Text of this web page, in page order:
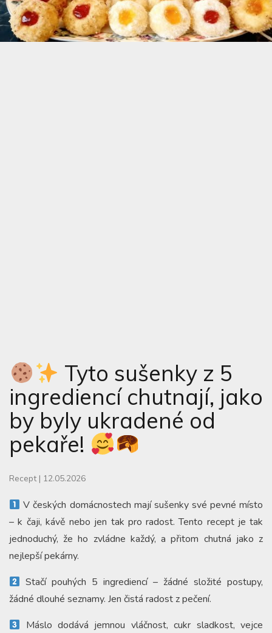
Tyto sušenky z 5
ingrediencí chutnají, jako
by byly ukradené od
pekaře!
Recept | 12.05.2026
V českých domácnostech mají sušenky své pevné místo
– k čaji, kávě nebo jen tak pro radost. Tento recept je tak
jednoduchý, že ho zvládne každý, a přitom chutná jako z
nejlepší pekárny.
Stačí pouhých 5 ingrediencí – žádné složité postupy,
žádné dlouhé seznamy. Jen čistá radost z pečení.
Máslo dodává jemnou vláčnost, cukr sladkost, vejce